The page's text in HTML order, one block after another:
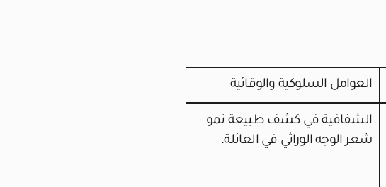
العوامل السلوكية والوقائية
الشفافية في كشف طبيعة نمو
شعر الوجه الوراثي في العائلة.